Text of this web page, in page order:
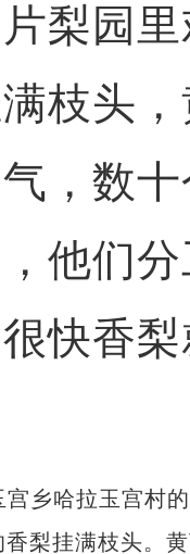
梨园
枝头
，数
他们
快香